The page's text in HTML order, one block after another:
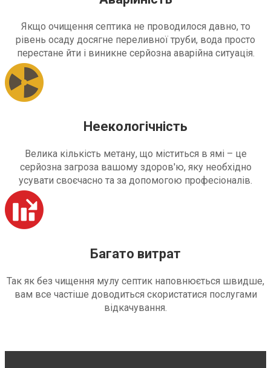
Якщо очищення септика не проводилося давно, то
рівень осаду досягне переливної труби, вода просто
перестане йти і виникне серйозна аварійна ситуація.
Неекологічність
Велика кількість метану, що міститься в ямі – це
серйозна загроза вашому здоров'ю, яку необхідно
усувати своєчасно та за допомогою професіоналів.
Багато витрат
Так як без чищення мулу септик наповнюється швидше,
вам все частіше доводиться скористатися послугами
відкачування.